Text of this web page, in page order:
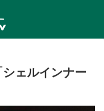
ェルインナー